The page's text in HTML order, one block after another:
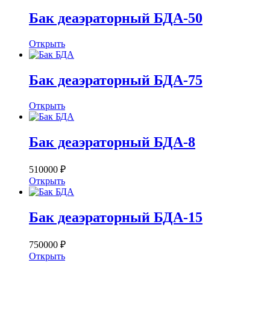
Бак деаэраторный БДА-50
Открыть
Бак деаэраторный БДА-75
Открыть
Бак деаэраторный БДА-8
510000 ₽
Открыть
Бак деаэраторный БДА-15
750000 ₽
Открыть